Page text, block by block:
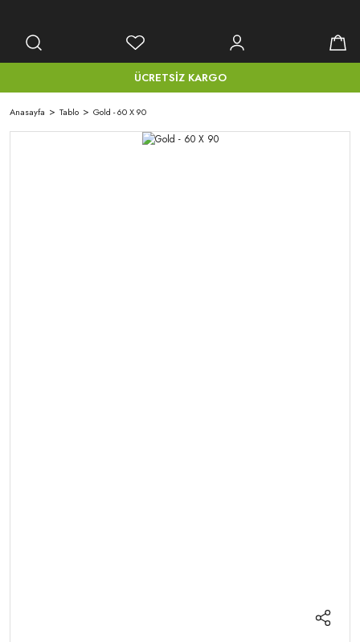
ÜCRETSİZ KARGO
Anasayfa Tablo Gold - 60 X 90